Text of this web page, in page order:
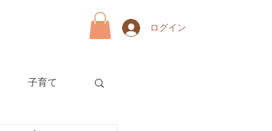
ログイン
子育て